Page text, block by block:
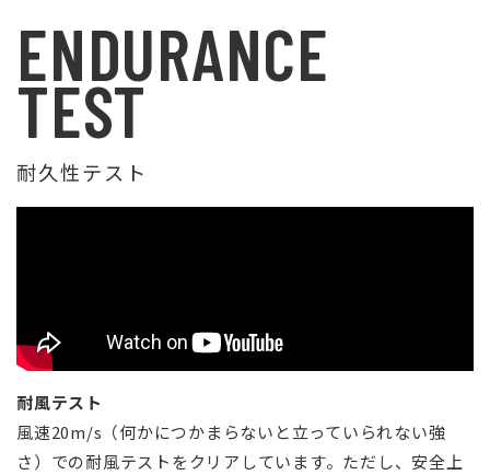
ENDURANCE
TEST
耐久性テスト
耐風テスト
風速20m/s（何かにつかまらないと立っていられない強
さ）での耐風テストをクリアしています。ただし、安全上